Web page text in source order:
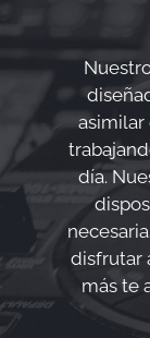
asimilar
día.
disfrutar
más te